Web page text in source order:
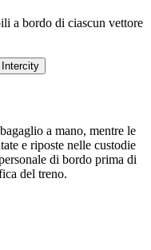
a bordo di ciascun vettore
Intercity
a mano, mentre le
e riposte nelle custodie
di bordo prima di
del treno.